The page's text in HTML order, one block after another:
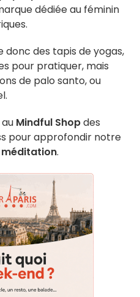
dédiée au féminin
donc des tapis de yogas,
pour pratiquer, mais
de palo santo, ou
Mindful Shopdes
pour approfondir notre
méditation.